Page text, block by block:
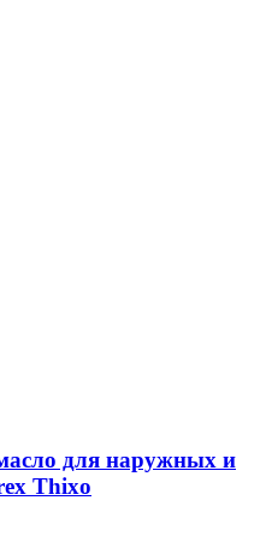
для наружных и
Thixo